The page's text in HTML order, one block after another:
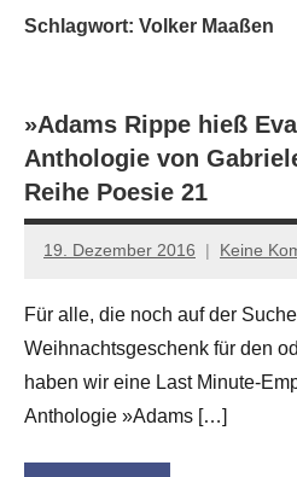
Kritik
Schlagwort: Volker Maaßen
»Adams Rippe hieß
Anthologie von
Reihe Poesie 21
19. Dezember 2016
Anton
Leitner
Keine
Für alle, die noch auf der
Weihnachtsgeschenk für den
haben wir eine Last Minute-
Anthologie »Adams […]